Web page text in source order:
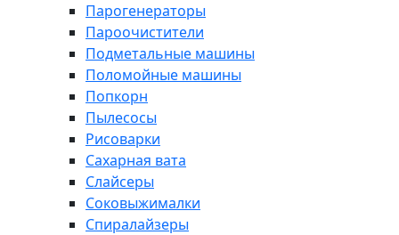
Парогенераторы
Пароочистители
Подметальные машины
Поломойные машины
Попкорн
Пылесосы
Рисоварки
Сахарная вата
Слайсеры
Соковыжималки
Спиралайзеры